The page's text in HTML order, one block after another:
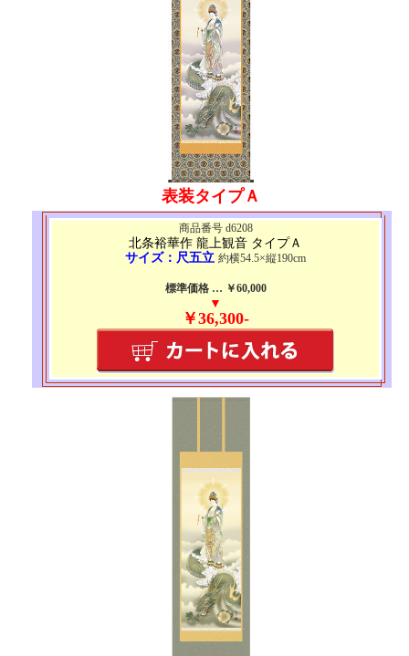
表装タイプＡ
商品番号 d6208
北条裕華作 龍上観音 タイプＡ
サイズ：尺五立 約横54.5×縦190cm
標準価格 … ￥60,000
▼
￥36,300-